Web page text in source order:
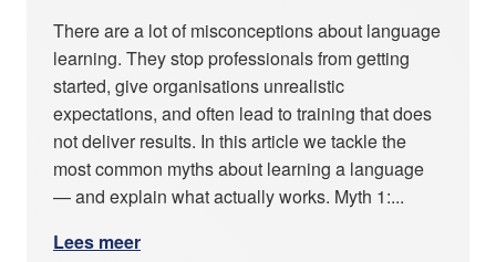
There are a lot of misconceptions about language
learning. They stop professionals from getting
started, give organisations unrealistic
expectations, and often lead to training that does
not deliver results. In this article we tackle the
most common myths about learning a language
— and explain what actually works. Myth 1:...
Lees meer